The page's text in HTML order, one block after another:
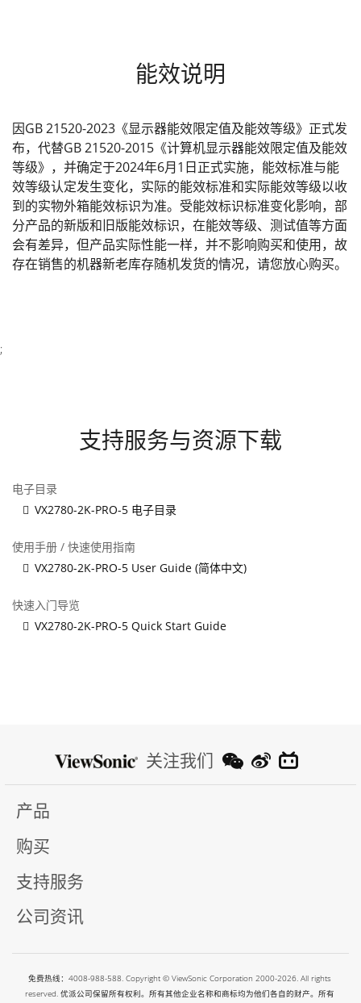
能效说明
因GB 21520-2023《显示器能效限定值及能效等级》正式发
布，代替GB 21520-2015《计算机显示器能效限定值及能效
等级》，并确定于2024年6月1日正式实施，能效标准与能
效等级认定发生变化，实际的能效标准和实际能效等级以收
到的实物外箱能效标识为准。受能效标识标准变化影响，部
分产品的新版和旧版能效标识，在能效等级、测试值等方面
会有差异，但产品实际性能一样，并不影响购买和使用，故
存在销售的机器新老库存随机发货的情况，请您放心购买。
;
支持服务与资源下载
电子目录
VX2780-2K-PRO-5 电子目录
使用手册 / 快速使用指南
VX2780-2K-PRO-5 User Guide (简体中文)
快速入门导览
VX2780-2K-PRO-5 Quick Start Guide
关注我们
产品
购买
支持服务
公司资讯
免费热线：4008-988-588. Copyright © ViewSonic Corporation 2000-2026. All rights
reserved. 优派公司保留所有权利。所有其他企业名称和商标均为他们各自的财产。所有